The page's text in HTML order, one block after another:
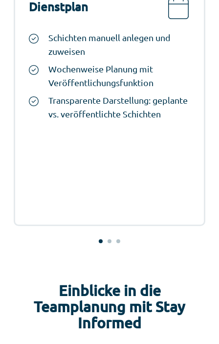
Dienstplan
Schichten manuell anlegen und
zuweisen
Wochenweise Planung mit
Veröffentlichungsfunktion
Transparente Darstellung: geplante
vs. veröffentlichte Schichten
Einblicke in die
Teamplanung mit Stay
Informed